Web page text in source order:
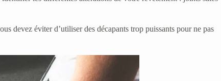
devez éviter d’utiliser des décapants trop puissants pour ne pas